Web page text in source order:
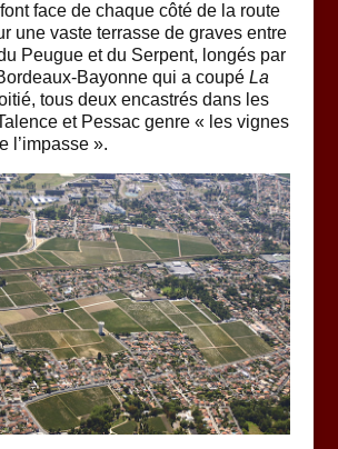
face de chaque côté de la route
une vaste terrasse de graves entre
Peugue et du Serpent, longés par
Bayonne qui a coupé La
tous deux encastrés dans les
et Pessac genre « les vignes
l’impasse ».